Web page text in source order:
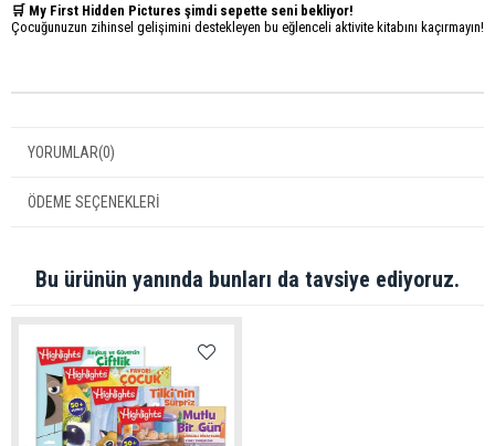
🛒 My First Hidden Pictures şimdi sepette seni bekliyor!
Çocuğunuzun zihinsel gelişimini destekleyen bu eğlenceli aktivite kitabını kaçırmayın!
YORUMLAR(0)
ÖDEME SEÇENEKLERI
Bu ürünün yanında bunları da tavsiye ediyoruz.